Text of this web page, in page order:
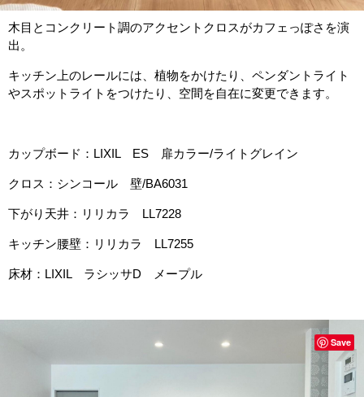
木目とコンクリート調のアクセントクロスがカフェっぽさを演
出。
キッチン上のレールには、植物をかけたり、ペンダントライト
やスポットライトをつけたり、空間を自在に変更できます。
カップボード：LIXIL ES 扉カラー/ライトグレイン
クロス：シンコール 壁/BA6031
下がり天井：リリカラ LL7228
キッチン腰壁：リリカラ LL7255
床材：LIXIL ラシッサD メープル
Save